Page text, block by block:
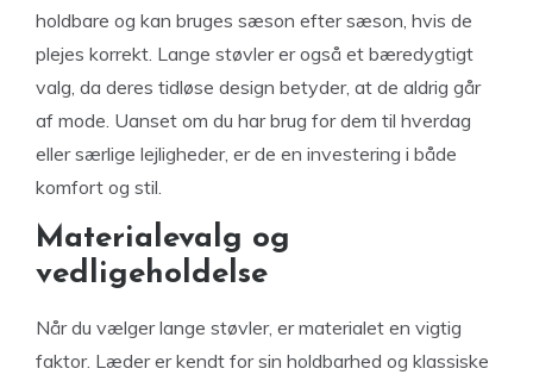
holdbare og kan bruges sæson efter sæson, hvis de
plejes korrekt. Lange støvler er også et bæredygtigt
valg, da deres tidløse design betyder, at de aldrig går
af mode. Uanset om du har brug for dem til hverdag
eller særlige lejligheder, er de en investering i både
komfort og stil.
Materialevalg og
vedligeholdelse
Når du vælger lange støvler, er materialet en vigtig
faktor. Læder er kendt for sin holdbarhed og klassiske